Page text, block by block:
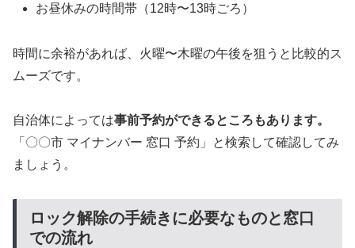
お昼休みの時間帯（12時〜13時ごろ）
時間に余裕があれば、火曜〜木曜の午後を狙うと比較的ス
ムーズです。
自治体によっては事前予約ができるところもあります。
「〇〇市 マイナンバー 窓口 予約」と検索して確認してみ
ましょう。
ロック解除の手続きに必要なものと窓口
での流れ